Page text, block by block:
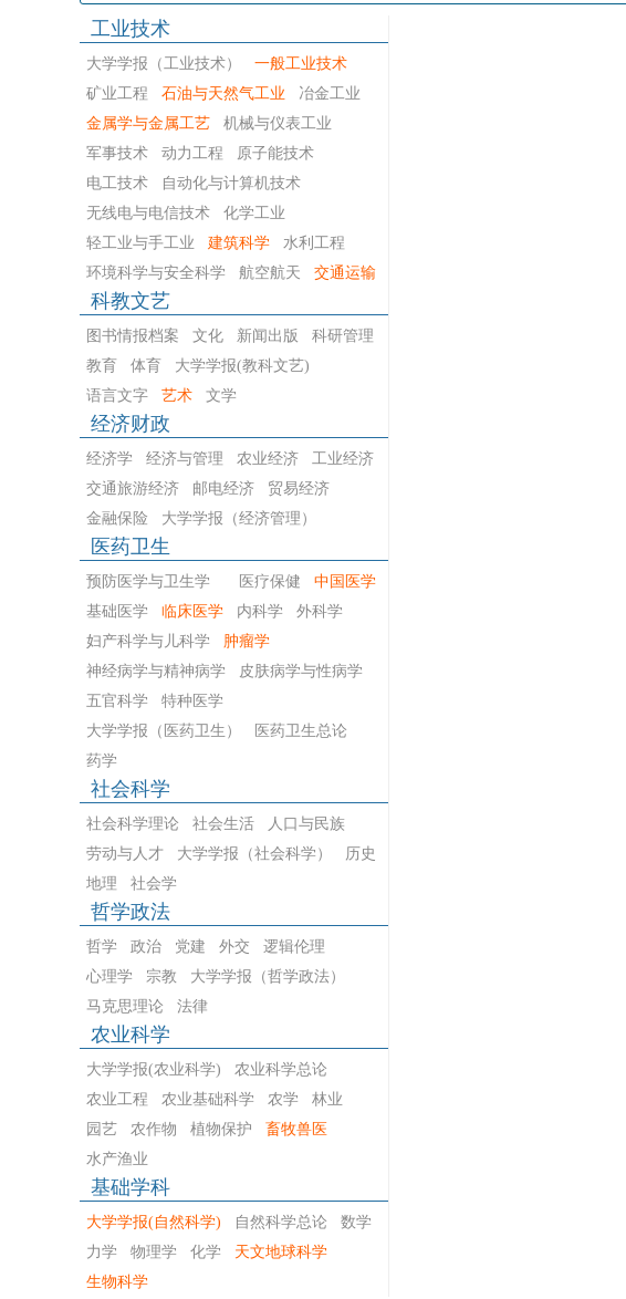
工业技术
大学学报（工业技术）
一般工业技术
矿业工程
石油与天然气工业
冶金工业
金属学与金属工艺
机械与仪表工业
军事技术
动力工程
原子能技术
电工技术
自动化与计算机技术
无线电与电信技术
化学工业
轻工业与手工业
建筑科学
水利工程
环境科学与安全科学
航空航天 交通运输
科教文艺
图书情报档案 文化 新闻出版
科研管理
教育
体育
大学学报(教科文艺)
语言文字
艺术 文学
经济财政
经济学 经济与管理 农业经济
工业经济
交通旅游经济
邮电经济
贸易经济
金融保险
大学学报（经济管理）
医药卫生
预防医学与卫生学 医疗保健
中国医学
基础医学
临床医学 内科学
外科学
妇产科学与儿科学
肿瘤学
神经病学与精神病学
皮肤病学与性病学
五官科学
特种医学
大学学报（医药卫生）
医药卫生总论
药学
社会科学
社会科学理论 社会生活
人口与民族
劳动与人才
大学学报（社会科学）
历史
地理
社会学
哲学政法
哲学 政治 党建 外交
逻辑伦理
心理学
宗教
大学学报（哲学政法）
马克思理论
法律
农业科学
大学学报(农业科学)
农业科学总论
农业工程
农业基础科学 农学
林业
园艺
农作物 植物保护
畜牧兽医
水产渔业
基础学科
大学学报(自然科学) 自然科学总论
数学
力学
物理学 化学
天文地球科学
生物科学